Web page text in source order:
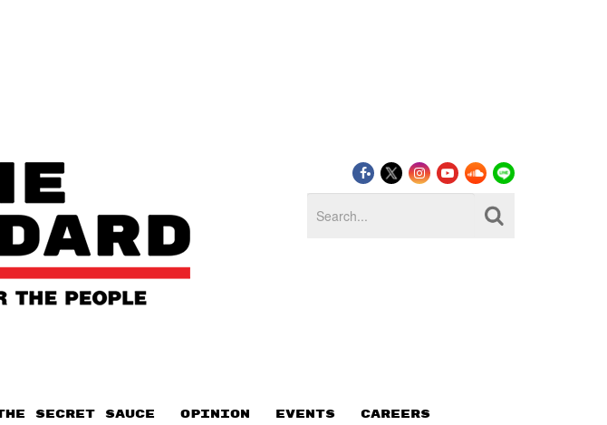
SECRET SAUCE​ OPINION EVENTS CAREERS